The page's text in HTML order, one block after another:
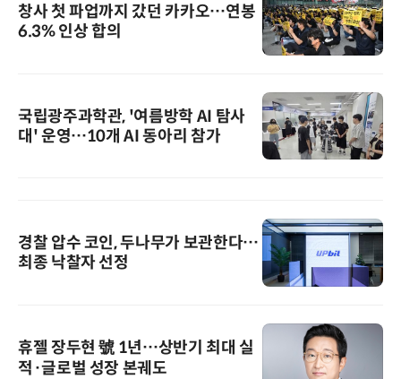
창사 첫 파업까지 갔던 카카오…연봉
6.3% 인상 합의
국립광주과학관, '여름방학 AI 탐사
대' 운영…10개 AI 동아리 참가
경찰 압수 코인, 두나무가 보관한다…
최종 낙찰자 선정
휴젤 장두현 號 1년…상반기 최대 실
적·글로벌 성장 본궤도